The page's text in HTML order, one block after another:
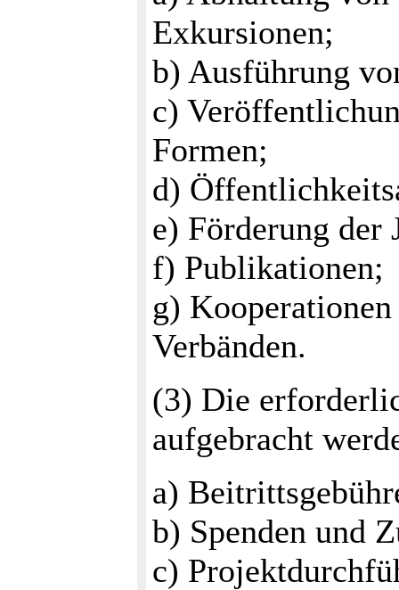
Exkursionen;
b) Ausführung
c)
Formen;
d)
e) Förderung der
f) Publikationen;
g)
Verbänden.
(3) Die
aufgebracht
a)
b) Spenden und
c)